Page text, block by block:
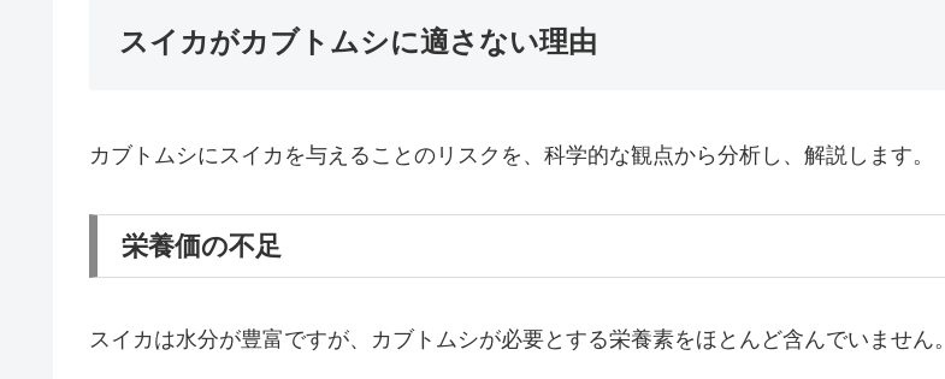
スイカがカブトムシに適さない理由
カブトムシにスイカを与えることのリスクを、科学的な観点から分析し、解説します。
栄養価の不足
スイカは水分が豊富ですが、カブトムシが必要とする栄養素をほとんど含んでいません。